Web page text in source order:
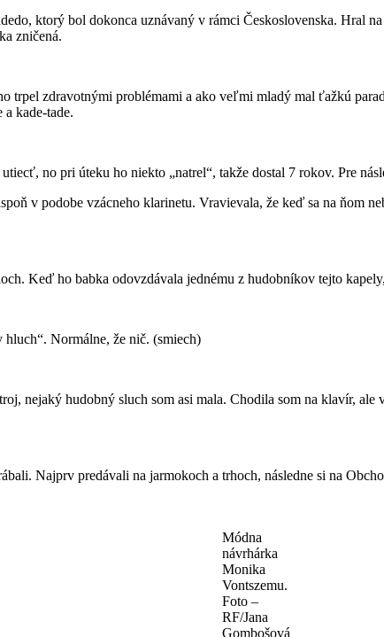
ktorý bol dokonca uznávaný v rámci Československa. Hral
zničená.
trpel zdravotnými problémami a ako veľmi mladý mal ťažkú
kade-tade.
no pri úteku ho niekto „natrel“, takže dostal 7 rokov. Pre
v podobe vzácneho klarinetu. Vravievala, že keď sa na ňom
Keď ho babka odovzdávala jednému z hudobníkov tejto
Normálne, že nič. (smiech)
nejaký hudobný sluch som asi mala. Chodila som na klavír,
Najprv predávali na jarmokoch a trhoch, následne si na
Módna
návrhárka
Monika
Vontszemu.
Foto –
RF/Jana
Gombošová